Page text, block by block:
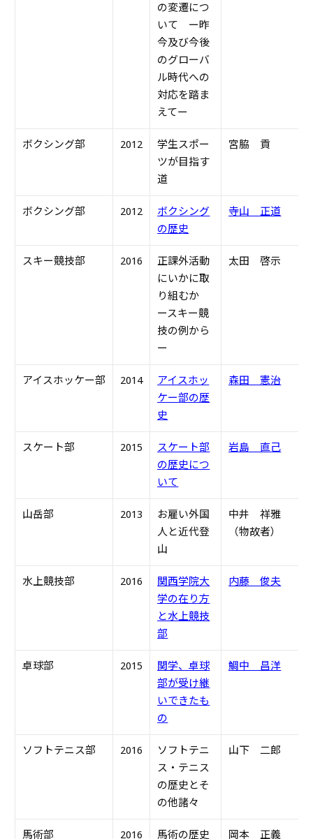
の変遷につ
いて ー昨
今及び今後
のグローバ
ル時代への
対応を踏ま
えてー
ボクシング部 2012
学生スポー
ツが目指す
道
宮脇 貢
ボクシング部 2012
ボクシング
の歴史
寺山 正道
スキー競技部 2016
正課外活動
にいかに取
り組むか
ースキー競
技の例から
ー
太田 啓示
アイスホッケー部 2014
アイスホッ
ケー部の歴
史
森田 憲治
スケート部 2015
スケート部
の歴史につ
いて
岩島 直己
山岳部 2013
お雇い外国
人と近代登
山
中井 祥雅
（物故者）
水上競技部 2016
関西学院大
学の在り方
と水上競技
部
内藤 俊夫
卓球部 2015
関学、卓球
部が受け継
いできたも
の
鯛中 昌洋
ソフトテニス部 2016
ソフトテニ
ス・テニス
の歴史とそ
の他諸々
山下 二郎
馬術部 2016 馬術の歴史 岡本 正義